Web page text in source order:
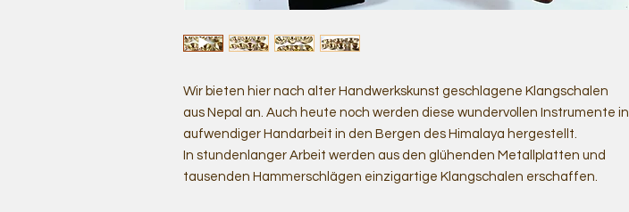
Wir bieten hier nach alter Handwerkskunst geschlagene Klangschalen
aus Nepal an. Auch heute noch werden diese wundervollen Instrumente in
aufwendiger Handarbeit in den Bergen des Himalaya hergestellt.
In stundenlanger Arbeit werden aus den glühenden Metallplatten und
tausenden Hammerschlägen einzigartige Klangschalen erschaffen.